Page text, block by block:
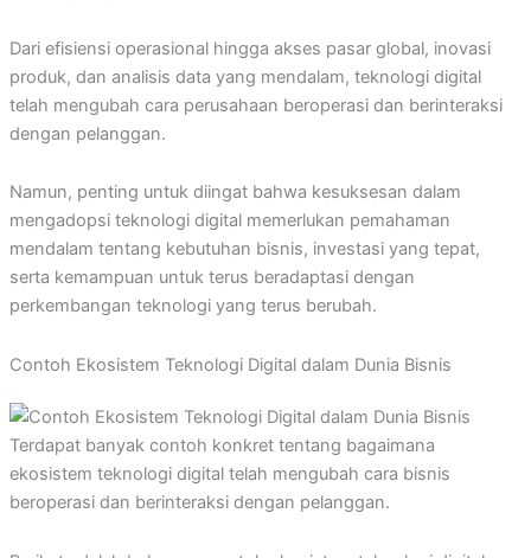
Dari efisiensi operasional hingga akses pasar global, inovasi
produk, dan analisis data yang mendalam, teknologi digital
telah mengubah cara perusahaan beroperasi dan berinteraksi
dengan pelanggan.
Namun, penting untuk diingat bahwa kesuksesan dalam
mengadopsi teknologi digital memerlukan pemahaman
mendalam tentang kebutuhan bisnis, investasi yang tepat,
serta kemampuan untuk terus beradaptasi dengan
perkembangan teknologi yang terus berubah.
Contoh Ekosistem Teknologi Digital dalam Dunia Bisnis
Terdapat banyak contoh konkret tentang bagaimana
ekosistem teknologi digital telah mengubah cara bisnis
beroperasi dan berinteraksi dengan pelanggan.